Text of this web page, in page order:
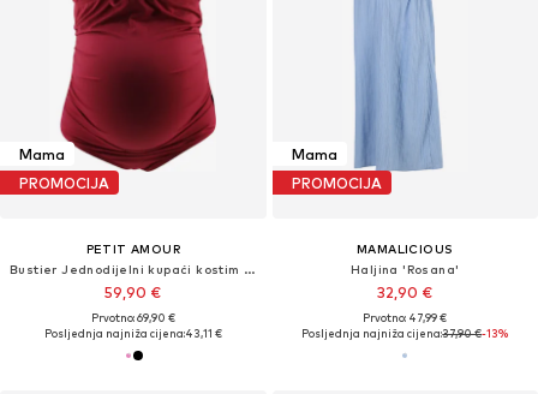
Mama
PROMOCIJA
PETIT AMOUR
Bustier Jednodijelni kupaći kostim 'Camerona'
59,90 €
Prvotno: 69,90 €
Posljednja najniža cijena:43,11 €
Mama
PROMOCIJA
MAMALICIOUS
Haljina 'Rosana'
32,90 €
Prvotno: 47,99 €
Posljednja najniža cijena:37,90 €-13%